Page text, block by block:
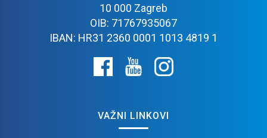
10 000 Zagreb
OIB: 71767935067
IBAN: HR31 2360 0001 1013 4819 1
VAŽNI LINKOVI